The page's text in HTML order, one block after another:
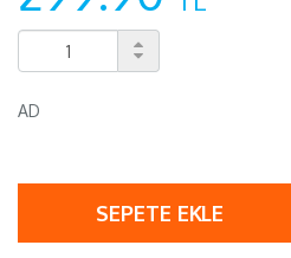
AD
SEPETE EKLE